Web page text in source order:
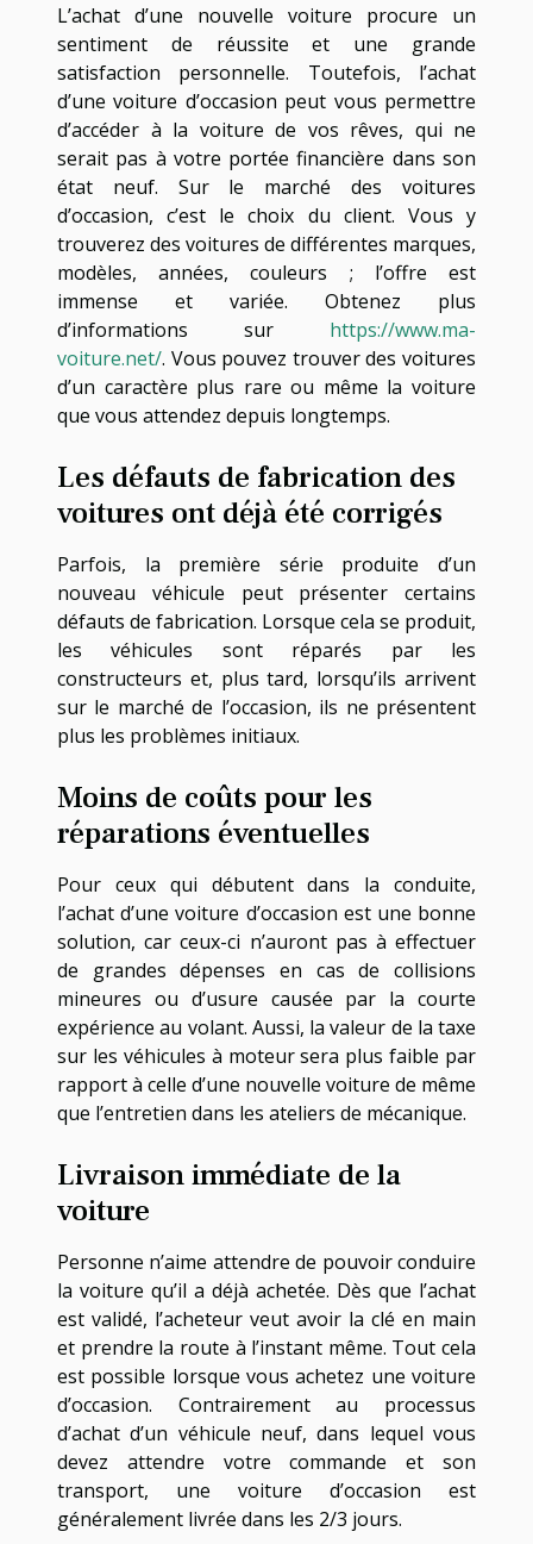
L’achat d’une nouvelle voiture procure un
sentiment de réussite et une grande
satisfaction personnelle. Toutefois, l’achat
d’une voiture d’occasion peut vous permettre
d’accéder à la voiture de vos rêves, qui ne
serait pas à votre portée financière dans son
état neuf. Sur le marché des voitures
d’occasion, c’est le choix du client. Vous y
trouverez des voitures de différentes marques,
modèles, années, couleurs ; l’offre est
immense et variée. Obtenez plus
d’informations sur https://www.ma-
voiture.net/. Vous pouvez trouver des voitures
d’un caractère plus rare ou même la voiture
que vous attendez depuis longtemps.
Les défauts de fabrication des
voitures ont déjà été corrigés
Parfois, la première série produite d’un
nouveau véhicule peut présenter certains
défauts de fabrication. Lorsque cela se produit,
les véhicules sont réparés par les
constructeurs et, plus tard, lorsqu’ils arrivent
sur le marché de l’occasion, ils ne présentent
plus les problèmes initiaux.
Moins de coûts pour les
réparations éventuelles
Pour ceux qui débutent dans la conduite,
l’achat d’une voiture d’occasion est une bonne
solution, car ceux-ci n’auront pas à effectuer
de grandes dépenses en cas de collisions
mineures ou d’usure causée par la courte
expérience au volant. Aussi, la valeur de la taxe
sur les véhicules à moteur sera plus faible par
rapport à celle d’une nouvelle voiture de même
que l’entretien dans les ateliers de mécanique.
Livraison immédiate de la
voiture
Personne n’aime attendre de pouvoir conduire
la voiture qu’il a déjà achetée. Dès que l’achat
est validé, l’acheteur veut avoir la clé en main
et prendre la route à l’instant même. Tout cela
est possible lorsque vous achetez une voiture
d’occasion. Contrairement au processus
d’achat d’un véhicule neuf, dans lequel vous
devez attendre votre commande et son
transport, une voiture d’occasion est
généralement livrée dans les 2/3 jours.